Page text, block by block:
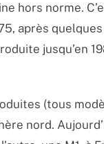
hors norme.
après
jusqu’en
(tous
nord.